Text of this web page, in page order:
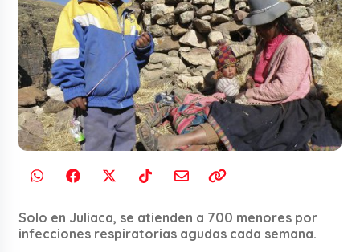
Solo en Juliaca, se atienden a 700 menores por
infecciones respiratorias agudas cada semana.